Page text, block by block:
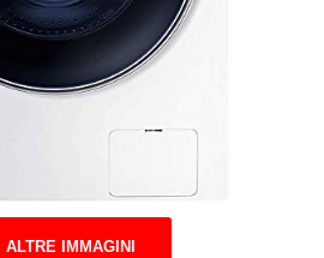
ALTRE IMMAGINI